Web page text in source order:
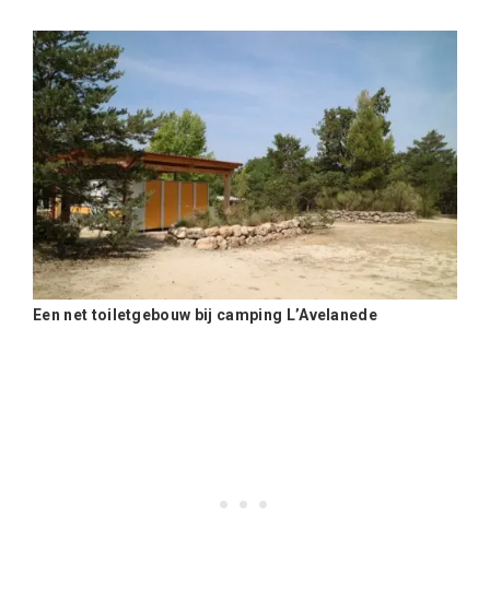
Een net toiletgebouw bij camping L’Avelanede